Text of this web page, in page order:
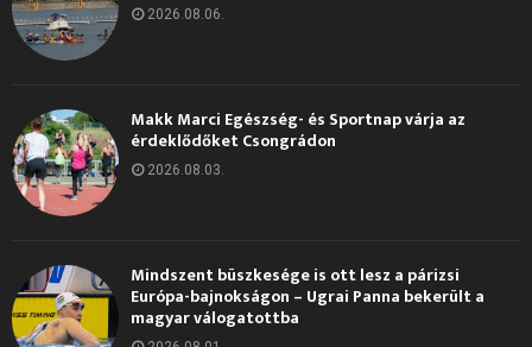
2026.08.06.
Makk Marci Egészség- és Sportnap várja az
érdeklődőket Csongrádon
2026.08.03.
Mindszent büszkesége is ott lesz a párizsi
Európa-bajnokságon – Ugrai Panna bekerült a
magyar válogatottba